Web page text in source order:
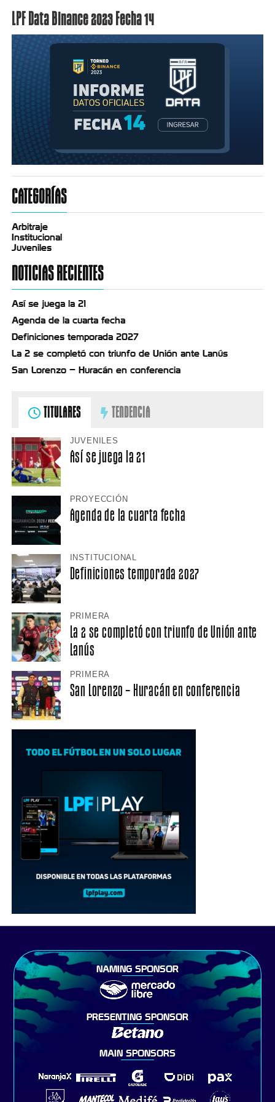
LPF Data Binance 2023 Fecha 14
CATEGORÍAS
Arbitraje
Institucional
Juveniles
NOTICIAS RECIENTES
Así se juega la 21
Agenda de la cuarta fecha
Definiciones temporada 2027
La 2 se completó con triunfo de Unión ante Lanús
San Lorenzo – Huracán en conferencia
TITULARES TENDENCIA
JUVENILES
Así se juega la 21
PROYECCIÓN
Agenda de la cuarta fecha
INSTITUCIONAL
Definiciones temporada 2027
PRIMERA
La 2 se completó con triunfo de Unión ante
Lanús
PRIMERA
San Lorenzo – Huracán en conferencia
NAMING SPONSOR
PRESENTING SPONSOR
MAIN SPONSORS